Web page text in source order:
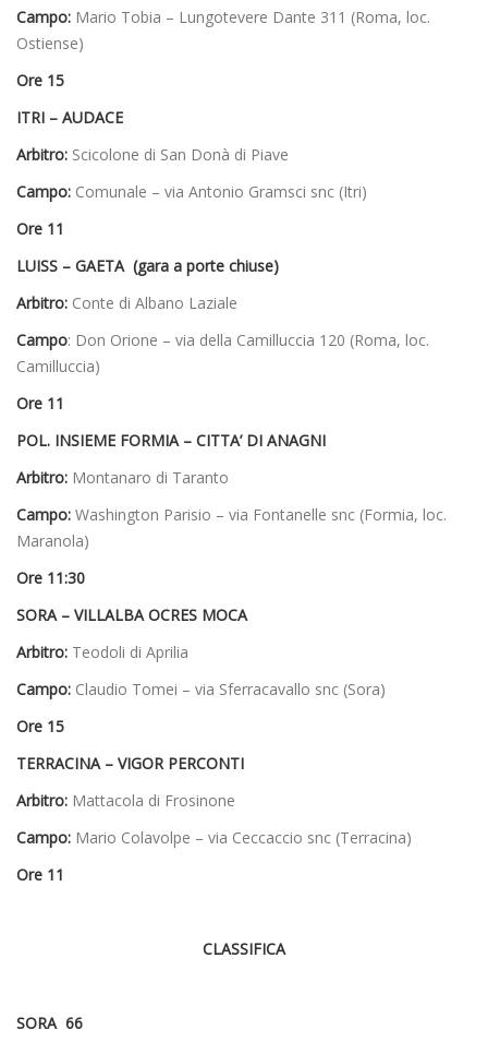
Campo: Mario Tobia – Lungotevere Dante 311 (Roma, loc.
Ostiense)
Ore 15
ITRI – AUDACE
Arbitro: Scicolone di San Donà di Piave
Campo: Comunale – via Antonio Gramsci snc (Itri)
Ore 11
LUISS – GAETA (gara a porte chiuse)
Arbitro: Conte di Albano Laziale
Campo: Don Orione – via della Camilluccia 120 (Roma, loc.
Camilluccia)
Ore 11
POL. INSIEME FORMIA – CITTA’ DI ANAGNI
Arbitro: Montanaro di Taranto
Campo: Washington Parisio – via Fontanelle snc (Formia, loc.
Maranola)
Ore 11:30
SORA – VILLALBA OCRES MOCA
Arbitro: Teodoli di Aprilia
Campo: Claudio Tomei – via Sferracavallo snc (Sora)
Ore 15
TERRACINA – VIGOR PERCONTI
Arbitro: Mattacola di Frosinone
Campo: Mario Colavolpe – via Ceccaccio snc (Terracina)
Ore 11
CLASSIFICA
SORA 66